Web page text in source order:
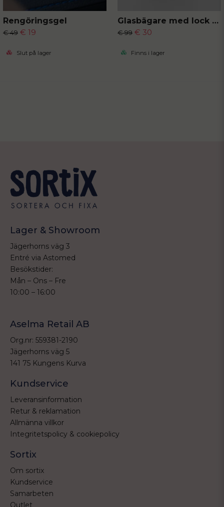
Rengöringsgel
€ 49 € 19
Slut på lager
Glasbägare med lock och sugrör
€ 99 € 30
Finns i lager
Lager & Showroom
Jägerhorns väg 3
Entré via Astomed
Besökstider:
Mån – Ons – Fre
10:00 – 16:00
Aselma Retail AB
Org.nr: 559381-2190
Jägerhorns väg 5
141 75 Kungens Kurva
Kundservice
Leveransinformation
Retur & reklamation
Allmänna villkor
Integritetspolicy & cookiepolicy
Sortix
Om sortix
Kundservice
Samarbeten
Outlet